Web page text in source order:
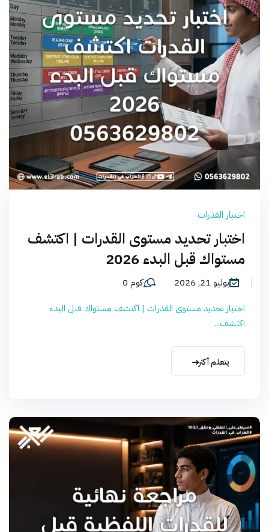
اختبار القدرات
اختبار تحديد مستوى القدرات | اكتشف
مستواك قبل البدء 2026
يوليو 21, 2026
كوم 0
اختبار تحديد مستوى القدرات | اكتشف مستواك قبل البدء
اكتشف...
يتعلم أكثر